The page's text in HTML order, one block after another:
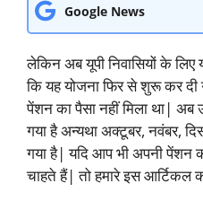
Google News
लेकिन अब यूपी निवासियों के
कि यह योजना फिर से शुरू कर दी
पेंशन का पैसा नहीं मिला था| अब
गया है अन्यथा अक्टूबर, नवंबर,
गया है| यदि आप भी अपनी
चाहते हैं| तो हमारे इस आर्टिकल